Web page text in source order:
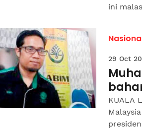
ini
29 Oct
KUALA